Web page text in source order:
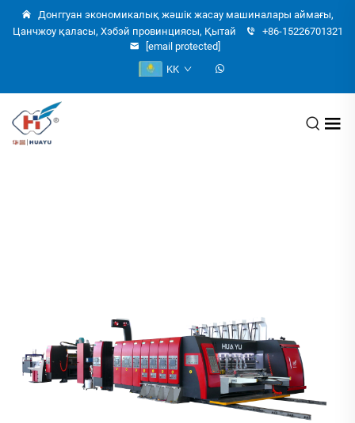
Донггуан экономикалық жәшік жасау машиналары аймағы,
Цанчжоу қаласы, Хэбэй провинциясы, Қытай
+86-15226701321
[email protected]
KK